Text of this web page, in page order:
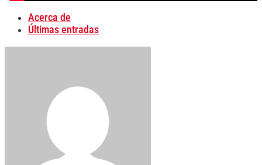
Acerca de
Últimas entradas